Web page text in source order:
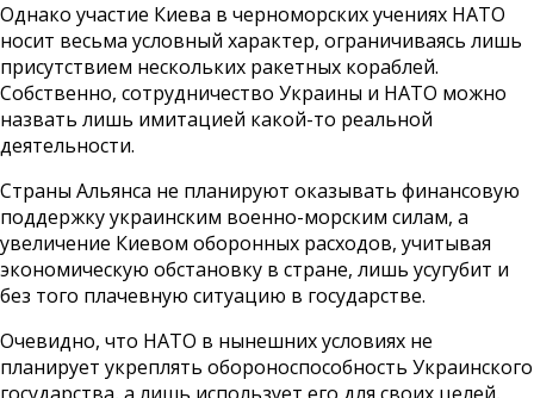
Однако участие Киева в черноморских учениях НАТО
носит весьма условный характер, ограничиваясь лишь
присутствием нескольких ракетных кораблей.
Собственно, сотрудничество Украины и НАТО можно
назвать лишь имитацией какой-то реальной
деятельности.
Страны Альянса не планируют оказывать финансовую
поддержку украинским военно-морским силам, а
увеличение Киевом оборонных расходов, учитывая
экономическую обстановку в стране, лишь усугубит и
без того плачевную ситуацию в государстве.
Очевидно, что НАТО в нынешних условиях не
планирует укреплять обороноспособность Украинского